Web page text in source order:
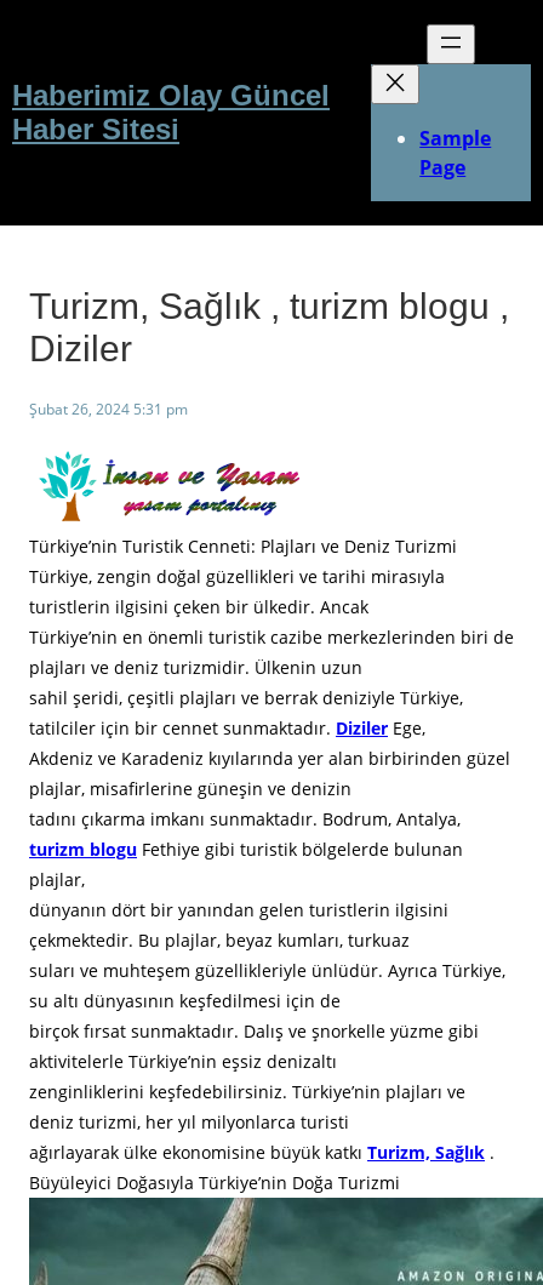
Haberimiz Olay Güncel
Haber Sitesi
Sample
Page
Turizm, Sağlık , turizm blogu ,
Diziler
Şubat 26, 2024 5:31 pm
Türkiye’nin Turistik Cenneti: Plajları ve Deniz Turizmi
Türkiye, zengin doğal güzellikleri ve tarihi mirasıyla
turistlerin ilgisini çeken bir ülkedir. Ancak
Türkiye’nin en önemli turistik cazibe merkezlerinden biri de
plajları ve deniz turizmidir. Ülkenin uzun
sahil şeridi, çeşitli plajları ve berrak deniziyle Türkiye,
tatilciler için bir cennet sunmaktadır. Diziler Ege,
Akdeniz ve Karadeniz kıyılarında yer alan birbirinden güzel
plajlar, misafirlerine güneşin ve denizin
tadını çıkarma imkanı sunmaktadır. Bodrum, Antalya,
turizm blogu Fethiye gibi turistik bölgelerde bulunan
plajlar,
dünyanın dört bir yanından gelen turistlerin ilgisini
çekmektedir. Bu plajlar, beyaz kumları, turkuaz
suları ve muhteşem güzellikleriyle ünlüdür. Ayrıca Türkiye,
su altı dünyasının keşfedilmesi için de
birçok fırsat sunmaktadır. Dalış ve şnorkelle yüzme gibi
aktivitelerle Türkiye’nin eşsiz denizaltı
zenginliklerini keşfedebilirsiniz. Türkiye’nin plajları ve
deniz turizmi, her yıl milyonlarca turisti
ağırlayarak ülke ekonomisine büyük katkı Turizm, Sağlık .
Büyüleyici Doğasıyla Türkiye’nin Doğa Turizmi